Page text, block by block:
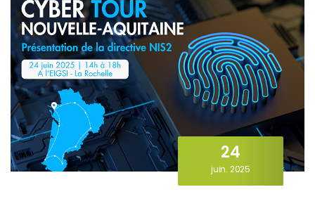
24
juin. 2025